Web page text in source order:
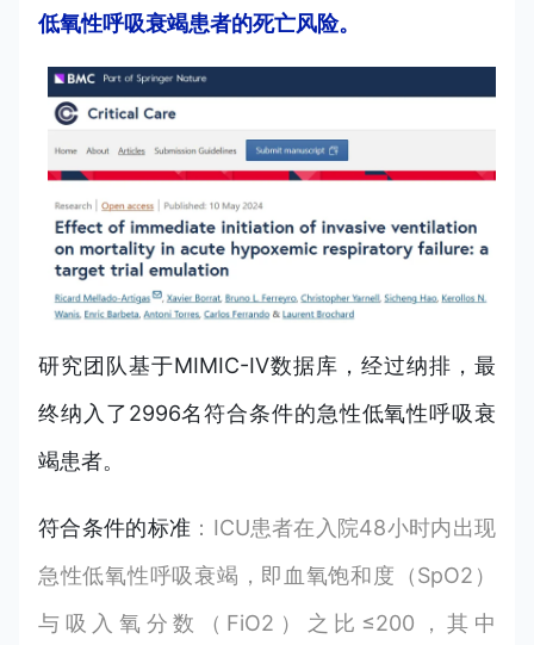
低氧性呼吸衰竭患者的死亡风险。
研究团队基于MIMIC-IV数据库，经过纳排，最
终纳入了2996名符合条件的急性低氧性呼吸衰
竭患者。
符合条件的标准 ：ICU患者在入院48小时内出现
急性低氧性呼吸衰竭，即血氧饱和度（SpO2）
与吸入氧分数（FiO2）之比≤200，其中